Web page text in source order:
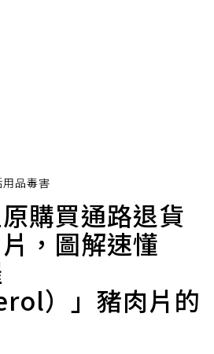
用品毒害
購買通路退貨
，圖解速懂
）」豬肉片的